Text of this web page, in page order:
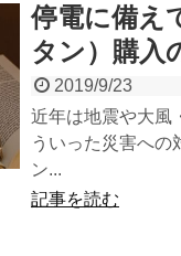
停電に備え
タン）購入
2019/9/23
近年は地震や大風
ういった災害への
ン...
記事を読む